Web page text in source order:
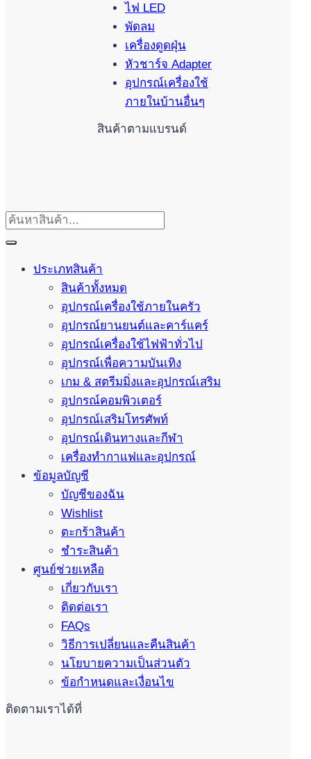
ไฟ LED
พัดลม
เครื่องดูดฝุ่น
หัวชาร์จ Adapter
อุปกรณ์เครื่องใช้
ภายในบ้านอื่นๆ
สินค้าตามแบรนด์
ประเภทสินค้า
สินค้าทั้งหมด
อุปกรณ์เครื่องใช้ภายในครัว
อุปกรณ์ยานยนต์และคาร์แคร์
อุปกรณ์เครื่องใช้ไฟฟ้าทั่วไป
อุปกรณ์เพื่อความบันเทิง
เกม & สตรีมมิ่งและอุปกรณ์เสริม
อุปกรณ์คอมพิวเตอร์
อุปกรณ์เสริมโทรศัพท์
อุปกรณ์เดินทางและกีฬา
เครื่องทำกาแฟและอุปกรณ์
ข้อมูลบัญชี
บัญชีของฉัน
Wishlist
ตะกร้าสินค้า
ชำระสินค้า
ศูนย์ช่วยเหลือ
เกี่ยวกับเรา
ติดต่อเรา
FAQs
วิธีการเปลี่ยนและคืนสินค้า
นโยบายความเป็นส่วนตัว
ข้อกำหนดและเงื่อนไข
ติดตามเราได้ที่